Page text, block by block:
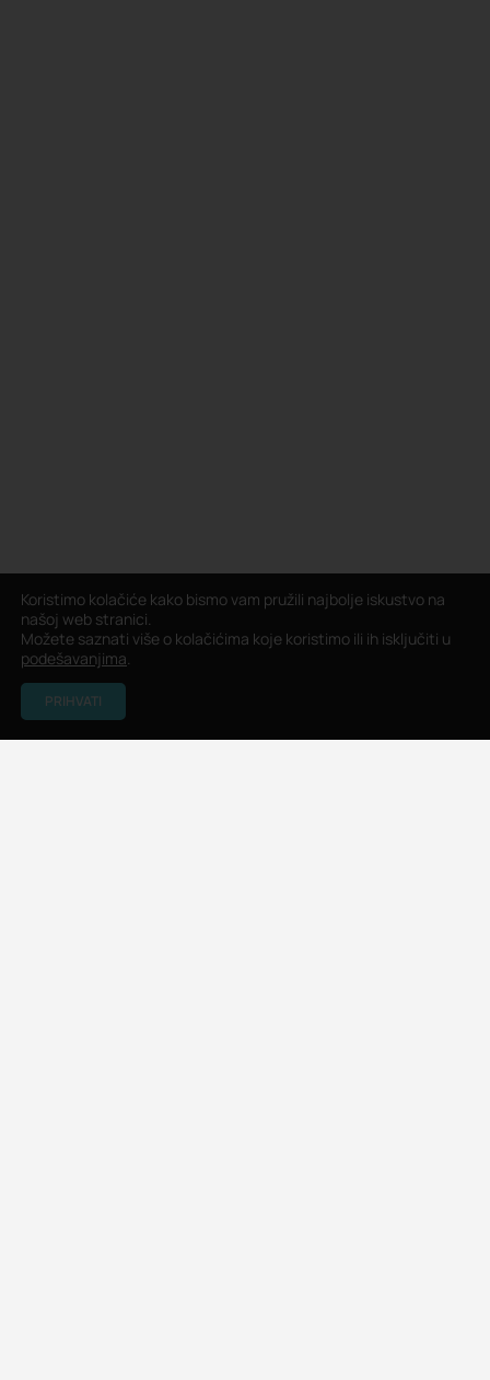
Koristimo kolačiće kako bismo vam pružili najbolje iskustvo na
našoj web stranici.
Možete saznati više o kolačićima koje koristimo ili ih isključiti u
podešavanjima.
PRIHVATI